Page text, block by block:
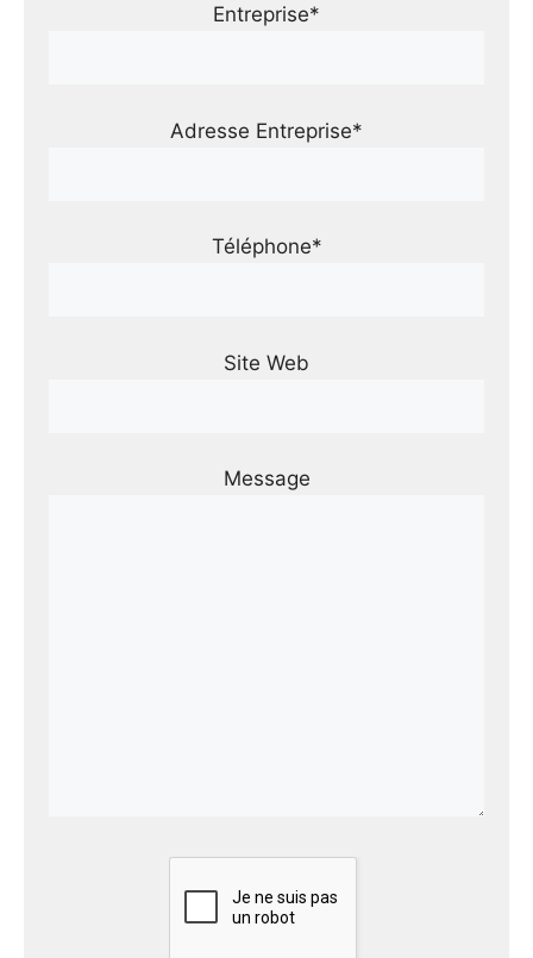
Entreprise*
Adresse Entreprise*
Téléphone*
Site Web
Message